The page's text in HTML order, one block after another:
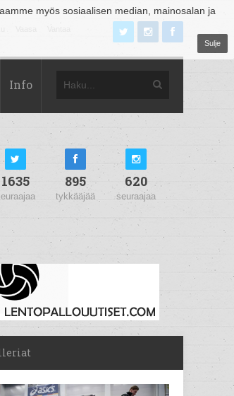
myös sosiaalisen median, mainosalan ja
Sulje
Info
1635 895
tykkääjää
620
seuraajaa